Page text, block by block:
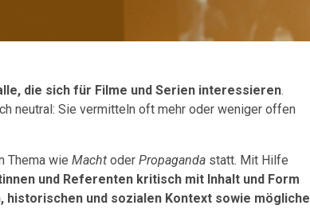
die sich für Filme und Serien interessieren.
neutral: Sie vermitteln oft mehr oder weniger offen
Thema wie Macht oder Propaganda statt. Mit Hilfe
und Referenten kritisch mit Inhalt und Form
historischen und sozialen Kontext sowie mögliche